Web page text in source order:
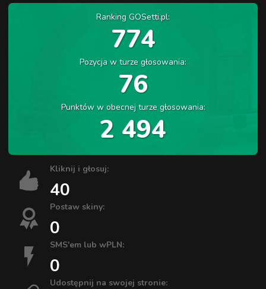
Ranking GOSetti.pl:
774
Pozycja w turze głosowania:
76
Punktów w obecnej turze głosowania:
2 494
Kliknij i głosuj:
40
Postaw skiny:
0
SMS'em lub wPLN:
0
Udostępnij na swojej stronie: